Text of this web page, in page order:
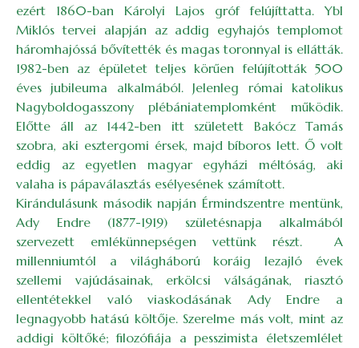
ezért 1860-ban Károlyi Lajos gróf felújíttatta. Ybl
Miklós tervei alapján az addig egyhajós templomot
háromhajóssá bővítették és magas toronnyal is ellátták.
1982-ben az épületet teljes körűen felújították 500
éves jubileuma alkalmából. Jelenleg római katolikus
Nagyboldogasszony plébániatemplomként működik.
Előtte áll az 1442-ben itt született Bakócz Tamás
szobra, aki esztergomi érsek, majd bíboros lett. Ő volt
eddig az egyetlen magyar egyházi méltóság, aki
valaha is pápaválasztás esélyesének számított.
Kirándulásunk második napján Érmindszentre mentünk,
Ady Endre (1877-1919) születésnapja alkalmából
szervezett emlékünnepségen vettünk részt. A
millenniumtól a világháború koráig lezajló évek
szellemi vajúdásainak, erkölcsi válságának, riasztó
ellentétekkel való viaskodásának Ady Endre a
legnagyobb hatású költője. Szerelme más volt, mint az
addigi költőké; filozófiája a pesszimista életszemlélet